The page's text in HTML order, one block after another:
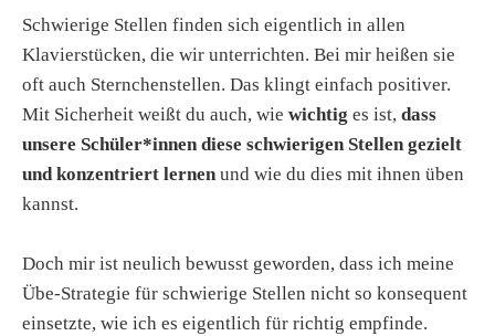
Schwierige Stellen finden sich eigentlich in allen
Klavierstücken, die wir unterrichten. Bei mir heißen sie
oft auch Sternchenstellen. Das klingt einfach positiver.
Mit Sicherheit weißt du auch, wie wichtig es ist, dass
unsere Schüler*innen diese schwierigen Stellen gezielt
und konzentriert lernen und wie du dies mit ihnen üben
kannst.
Doch mir ist neulich bewusst geworden, dass ich meine
Übe-Strategie für schwierige Stellen nicht so konsequent
einsetzte, wie ich es eigentlich für richtig empfinde.